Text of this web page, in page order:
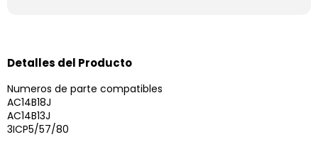
Detalles del Producto
Numeros de parte compatibles
AC14B18J
AC14B13J
3ICP5/57/80